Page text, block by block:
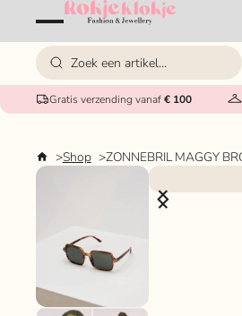
Gratis verzending vanaf€ 100
Shop